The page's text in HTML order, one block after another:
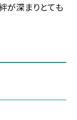
が深まりとても